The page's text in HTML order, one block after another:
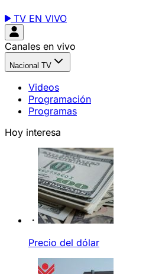
TV EN VIVO
Canales en vivo
Nacional TV
Videos
Programación
Programas
Hoy interesa
Precio del dólar